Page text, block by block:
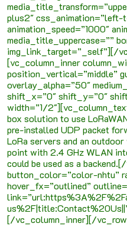
plus2″ css_animation=”left-
animation_speed=”1000″
media_title_uppercase=””
img_link_target=”_self”][/
[vc_column_inner
position_vertical=”middle”
overlay_alpha=”50″
shift_x=”0″ shift_y=”0″
width=”1/
box solution to use
pre-installed UDP packet
LoRa servers and an
point with 2.4 GHz WLAN
could be used as a
button_color=”color-nhtu”
hover_fx=”outlined”
[/vc_column_inner][/